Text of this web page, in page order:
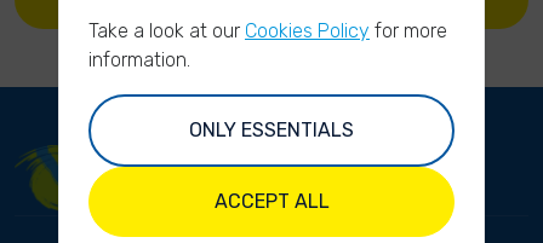
Take a look at our Cookies Policy for more
information.
ONLY ESSENTIALS
ACCEPT ALL